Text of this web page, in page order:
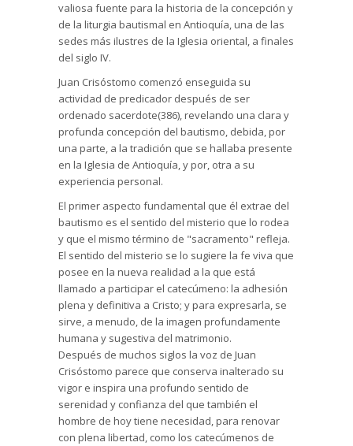
valiosa fuente para la historia de la concepción y
de la liturgia bautismal en Antioquía, una de las
sedes más ilustres de la Iglesia oriental, a finales
del siglo IV.
Juan Crisóstomo comenzó enseguida su
actividad de predicador después de ser
ordenado sacerdote(386), revelando una clara y
profunda concepción del bautismo, debida, por
una parte, a la tradición que se hallaba presente
en la Iglesia de Antioquía, y por, otra a su
experiencia personal.
El primer aspecto fundamental que él extrae del
bautismo es el sentido del misterio que lo rodea
y que el mismo término de "sacramento" refleja.
El sentido del misterio se lo sugiere la fe viva que
posee en la nueva realidad a la que está
llamado a participar el catecúmeno: la adhesión
plena y definitiva a Cristo; y para expresarla, se
sirve, a menudo, de la imagen profundamente
humana y sugestiva del matrimonio.
Después de muchos siglos la voz de Juan
Crisóstomo parece que conserva inalterado su
vigor e inspira una profundo sentido de
serenidad y confianza del que también el
hombre de hoy tiene necesidad, para renovar
con plena libertad, como los catecúmenos de